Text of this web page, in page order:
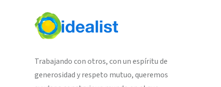
Trabajando con otros, con un espíritu de
generosidad y respeto mutuo, queremos